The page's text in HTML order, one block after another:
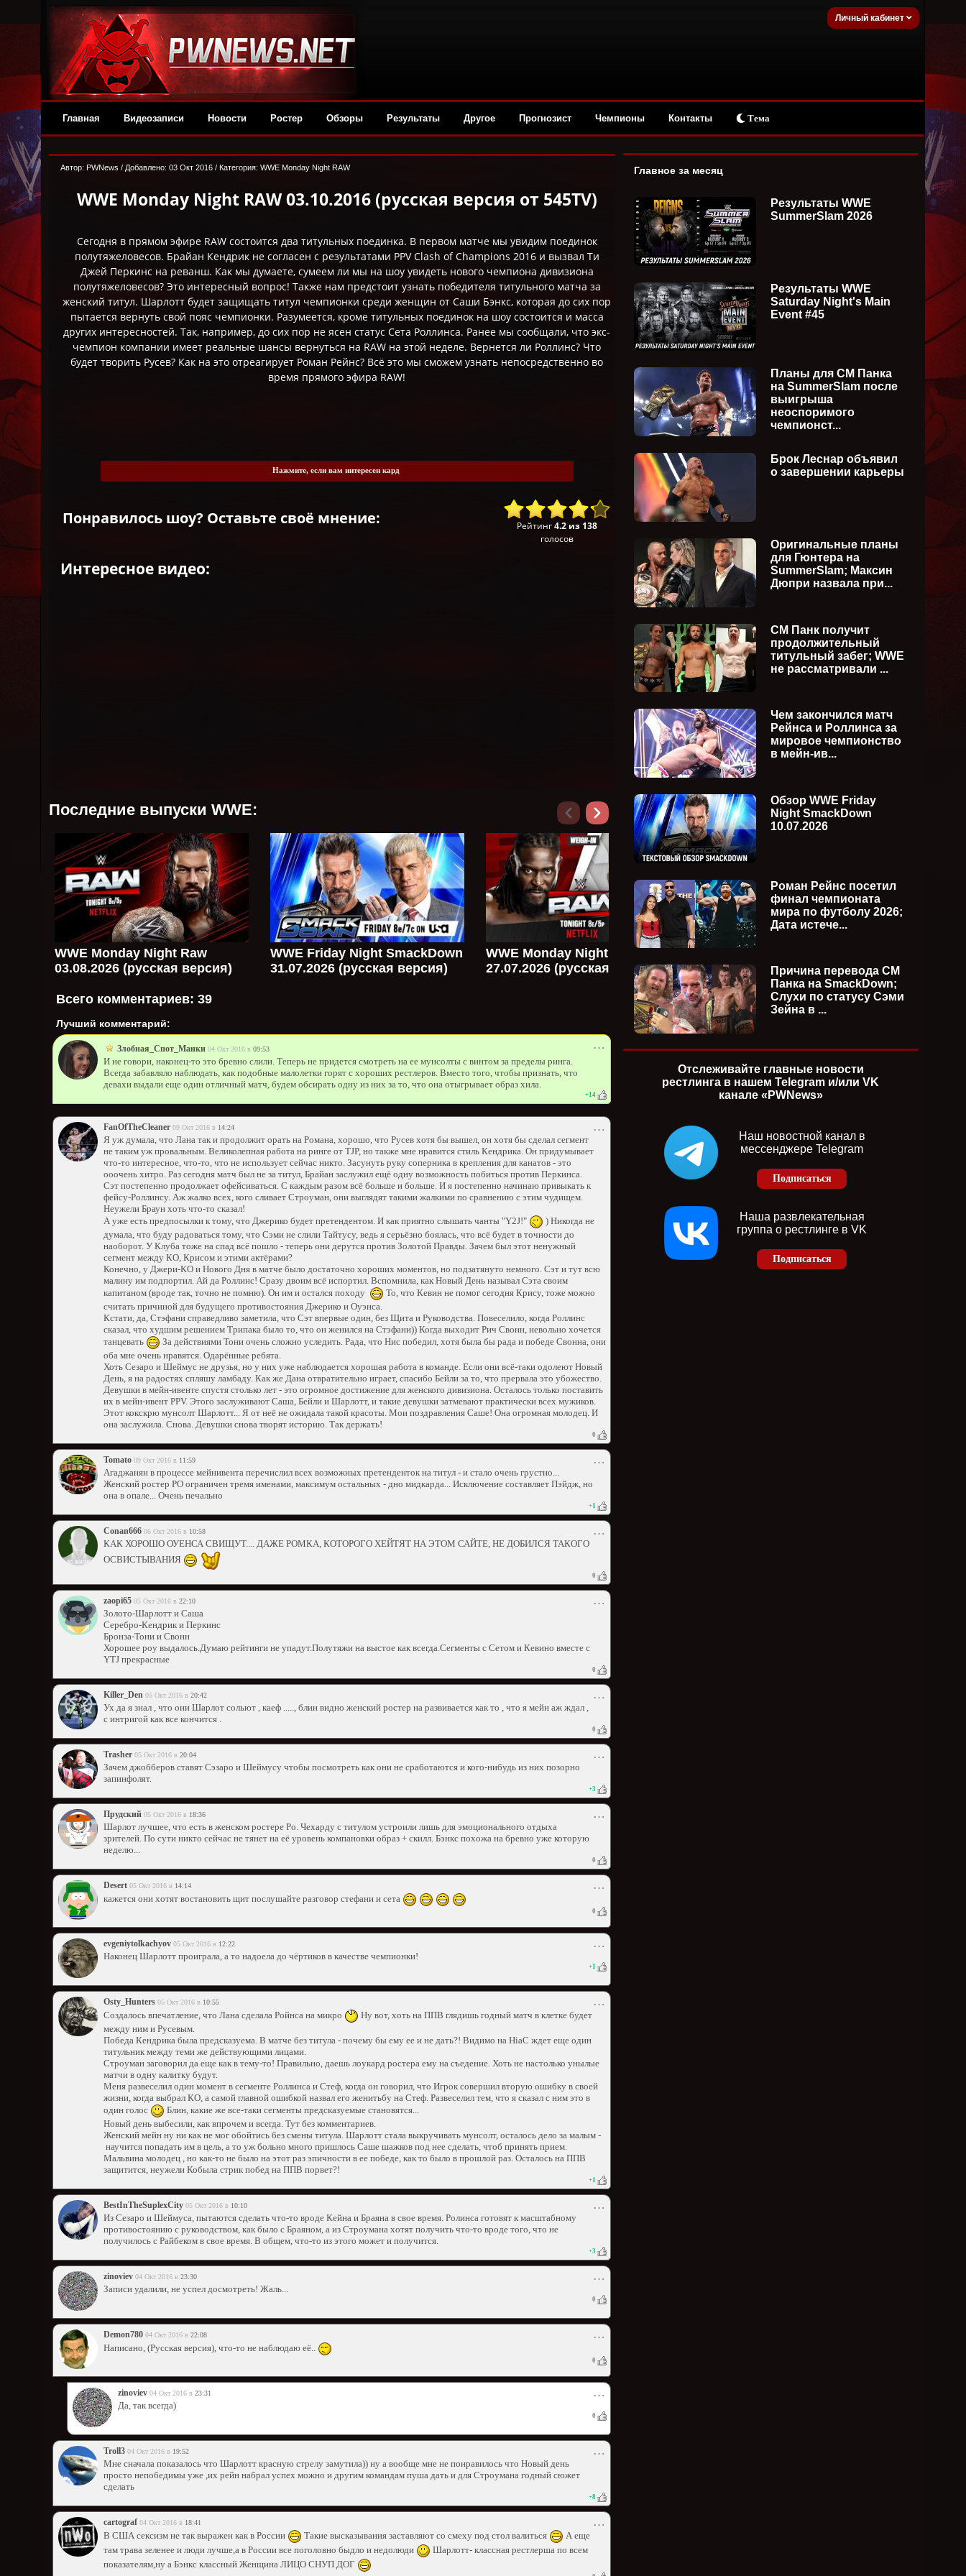
Личный кабинет
Главная Видеозаписи Новости Ростер Обзоры Результаты Другое Прогнозист Чемпионы Контакты Тема
Автор: PWNews / Добавлено: 03 Окт 2016 / Категория: WWE Monday Night RAW
WWE Monday Night RAW 03.10.2016 (русская версия от 545TV)
Сегодня в прямом эфире RAW состоится два титульных поединка. В первом матче мы увидим поединок
полутяжеловесов. Брайан Кендрик не согласен с результатами PPV Clash of Champions 2016 и вызвал Ти
Джей Перкинс на реванш. Как мы думаете, сумеем ли мы на шоу увидеть нового чемпиона дивизиона
полутяжеловесов? Это интересный вопрос! Также нам предстоит узнать победителя титульного матча за
женский титул. Шарлотт будет защищать титул чемпионки среди женщин от Саши Бэнкс, которая до сих пор
пытается вернуть свой пояс чемпионки. Разумеется, кроме титульных поединок на шоу состоится и масса
других интересностей. Так, например, до сих пор не ясен статус Сета Роллинса. Ранее мы сообщали, что экс-
чемпион компании имеет реальные шансы вернуться на RAW на этой неделе. Вернется ли Роллинс? Что
будет творить Русев? Как на это отреагирует Роман Рейнс? Всё это мы сможем узнать непосредственно во
время прямого эфира RAW!
Нажмите, если вам интересен кард
Понравилось шоу? Оставьте своё мнение: Рейтинг4.2 из138
голосов
Интересное видео:
Последние выпуски WWE:
WWE Monday Night Raw
03.08.2026 (русская версия)
WWE Friday Night SmackDown
31.07.2026 (русская версия)
WWE Monday Night Raw
27.07.2026 (русская версия)
24.07.2026 (русская версия)
Всего комментариев: 39
Лучший комментарий:
Злобная_Спот_Манки 04 Окт 2016 в 09:53 ⋯
И не говори, наконец-то это бревно слили. Теперь не придется смотреть на ее мунсолты с винтом за пределы ринга.
Всегда забавляло наблюдать, как подобные малолетки горят с хороших рестлеров. Вместо того, чтобы признать, что
девахи выдали еще один отличный матч, будем обсирать одну из них за то, что она отыгрывает образ хила.
+14
FanOfTheCleaner 09 Окт 2016 в 14:24 ⋯
Я уж думала, что Лана так и продолжит орать на Романа, хорошо, что Русев хотя бы вышел, он хотя бы сделал сегмент
не таким уж провальным. Великолепная работа на ринге от TJP, но также мне нравится стиль Кендрика. Он придумывает
что-то интересное, что-то, что не использует сейчас никто. Засунуть руку соперника в крепления для канатов - это
ооочень хитро. Раз сегодня матч был не за титул, Брайан заслужил ещё одну возможность побиться против Перкинса.
Сэт постепенно продолжает офейсиваться. С каждым разом всё больше и больше. И я постепенно начинаю привыкать к
фейсу-Роллинсу. Аж жалко всех, кого сливает Строуман, они выглядят такими жалкими по сравнению с этим чудищем.
Неужели Браун хоть что-то сказал!
А уже есть предпосылки к тому, что Джерико будет претендентом. И как приятно слышать чанты "Y2J!"
) Никогда не
думала, что буду радоваться тому, что Сэми не слили Тайтусу, ведь я серьёзно боялась, что всё будет в точности до
наоборот. У Клуба тоже на спад всё пошло - теперь они дерутся против Золотой Правды. Зачем был этот ненужный
сегмент между КО, Крисом и этими актёрами?
Конечно, у Джери-КО и Нового Дня в матче было достаточно хороших моментов, но подзатянуто немного. Сэт и тут всю
малину им подпортил. Ай да Роллинс! Сразу двоим всё испортил. Вспомнила, как Новый День называл Сэта своим
капитаном (вроде так, точно не помню). Он им и остался походу
То, что Кевин не помог сегодня Крису, тоже можно
считать причиной для будущего противостояния Джерико и Оуэнса.
Кстати, да, Стэфани справедливо заметила, что Сэт впервые один, без Щита и Руководства. Повеселило, когда Роллинс
сказал, что худшим решением Трипака было то, что он женился на Стэфани)) Когда выходит Рич Свонн, невольно хочется
танцевать
За действиями Тони очень сложно уследить. Рада, что Нис победил, хотя была бы рада и победе Свонна, они
оба мне очень нравятся. Одарённые ребята.
Хоть Сезаро и Шеймус не друзья, но у них уже наблюдается хорошая работа в команде. Если они всё-таки одолеют Новый
День, я на радостях спляшу ламбаду. Как же Дана отвратительно играет, спасибо Бейли за то, что прервала это убожество.
Девушки в мейн-ивенте спустя столько лет - это огромное достижение для женского дивизиона. Осталось только поставить
их в мейн-ивент PPV. Этого заслуживают Саша, Бейли и Шарлотт, и такие девушки затмевают практически всех мужиков.
Этот кокскрю мунсолт Шарлотт... Я от неё не ожидала такой красоты. Мои поздравления Саше! Она огромная молодец. И
она заслужила. Снова. Девушки снова творят историю. Так держать!
0
Tomato 09 Окт 2016 в 11:59 ⋯
Агаджанян в процессе мейнивента перечислил всех возможных претенденток на титул - и стало очень грустно...
Женский ростер РО ограничен тремя именами, максимум остальных - дно мидкарда... Исключение составляет Пэйдж, но
она в опале... Очень печально
+1
Conan666 06 Окт 2016 в 10:58 ⋯
КАК ХОРОШО ОУЕНСА СВИЩУТ.... ДАЖЕ РОМКА, КОТОРОГО ХЕЙТЯТ НА ЭТОМ САЙТЕ, НЕ ДОБИЛСЯ ТАКОГО
ОСВИСТЫВАНИЯ
0
zaopi65 05 Окт 2016 в 22:10 ⋯
Золото-Шарлотт и Саша
Серебро-Кендрик и Перкинс
Бронза-Тони и Свонн
Хорошее роу выдалось.Думаю рейтинги не упадут.Полутяжи на выстое как всегда.Сегменты с Сетом и Кевино вместе с
YTJ прекрасные
0
Killer_Den 05 Окт 2016 в 20:42 ⋯
Ух да я знал , что они Шарлот сольют , каеф ....., блин видно женский ростер на развивается как то , что я мейн аж ждал ,
с интригой как все кончится .
0
Trasher 05 Окт 2016 в 20:04 ⋯
Зачем джобберов ставят Сэзаро и Шеймусу чтобы посмотреть как они не сработаются и кого-нибудь из них позорно
запинфолят.
+3
Прудский 05 Окт 2016 в 18:36 ⋯
Шарлот лучшее, что есть в женском ростере Ро. Чехарду с титулом устроили лишь для эмоционального отдыха
зрителей. По сути никто сейчас не тянет на её уровень компановки образ + скилл. Бэнкс похожа на бревно уже которую
неделю...
0
Desert 05 Окт 2016 в 14:14 ⋯
кажется они хотят востановить щит послушайте разговор стефани и сета
0
evgeniytolkachyov 05 Окт 2016 в 12:22 ⋯
Наконец Шарлотт проиграла, а то надоела до чёртиков в качестве чемпионки!
+1
Osty_Hunters 05 Окт 2016 в 10:55 ⋯
Создалось впечатление, что Лана сделала Ройнса на микро
Ну вот, хоть на ППВ глядишь годный матч в клетке будет
между ним и Русевым.
Победа Кендрика была предсказуема. В матче без титула - почему бы ему ее и не дать?! Видимо на HiaC ждет еще один
титульник между теми же действующими лицами.
Строуман заговорил да еще как в тему-то! Правильно, даешь лоукард ростера ему на съедение. Хоть не настолько унылые
матчи в одну калитку будут.
Меня развеселил один момент в сегменте Роллинса и Стеф, когда он говорил, что Игрок совершил вторую ошибку в своей
жизни, когда выбрал КО, а самой главной ошибкой назвал его женитьбу на Стеф. Развеселил тем, что я сказал с ним это в
один голос
Блин, какие же все-таки сегменты предсказуемые становятся...
Новый день выбесили, как впрочем и всегда. Тут без комментариев.
Женский мейн ну ни как не мог обойтись без смены титула. Шарлотт стала выкручивать мунсолт, осталось дело за малым -
научится попадать им в цель, а то уж больно много пришлось Саше шажков под нее сделать, чтоб принять прием.
Мальвина молодец , но как-то не было на этот раз эпичности в ее победе, как то было в прошлой раз. Осталось на ППВ
защитится, неужели Кобыла стрик побед на ППВ порвет?!
+1
BestInTheSuplexCity 05 Окт 2016 в 10:10 ⋯
Из Сезаро и Шеймуса, пытаются сделать что-то вроде Кейна и Браяна в свое время. Ролинса готовят к масштабному
противостоянию с руководством, как было с Браяном, а из Строумана хотят получить что-то вроде того, что не
получилось с Райбеком в свое время. В общем, что-то из этого может и получится.
+3
zinoviev 04 Окт 2016 в 23:30 ⋯
Записи удалили, не успел досмотреть! Жаль...
0
Demon780 04 Окт 2016 в 22:08 ⋯
Написано, (Русская версия), что-то не наблюдаю её..
0
zinoviev 04 Окт 2016 в 23:31 ⋯
Да, так всегда)
0
Troll3 04 Окт 2016 в 19:52 ⋯
Мне сначала показалось что Шарлотт красную стрелу замутила)) ну а вообще мне не понравилось что Новый день
просто непобедимы уже ,их рейн набрал успех можно и другим командам пуша дать и для Строумана годный сюжет
сделать
+8
cartograf 04 Окт 2016 в 18:41 ⋯
В США сексизм не так выражен как в России Такие высказывания заставляют со смеху под стол валиться
А еще
там трава зеленее и люди лучше,а в России все поголовно быдло и недолюди
Шарлотт- классная рестлерша по всем
показателям,ну а Бэнкс классный Женщина ЛИЦО СНУП ДОГ
Главное за месяц
Результаты WWE
SummerSlam 2026
Результаты WWE
Saturday Night's Main
Event #45
Планы для СМ Панка
на SummerSlam после
выигрыша
неоспоримого
чемпионст...
Брок Леснар объявил
о завершении карьеры
Оригинальные планы
для Гюнтера на
SummerSlam; Максин
Дюпри назвала при...
СМ Панк получит
продолжительный
титульный забег; WWE
не рассматривали ...
Чем закончился матч
Рейнса и Роллинса за
мировое чемпионство
в мейн-ив...
Обзор WWE Friday
Night SmackDown
10.07.2026
Роман Рейнс посетил
финал чемпионата
мира по футболу 2026;
Дата истече...
Причина перевода СМ
Панка на SmackDown;
Слухи по статусу Сэми
Зейна в ...
Отслеживайте главные новости
рестлинга в нашем Telegram и/или VK
канале «PWNews»
Наш новостной канал в
мессенджере Telegram
Подписаться
Наша развлекательная
группа о рестлинге в VK
Подписаться